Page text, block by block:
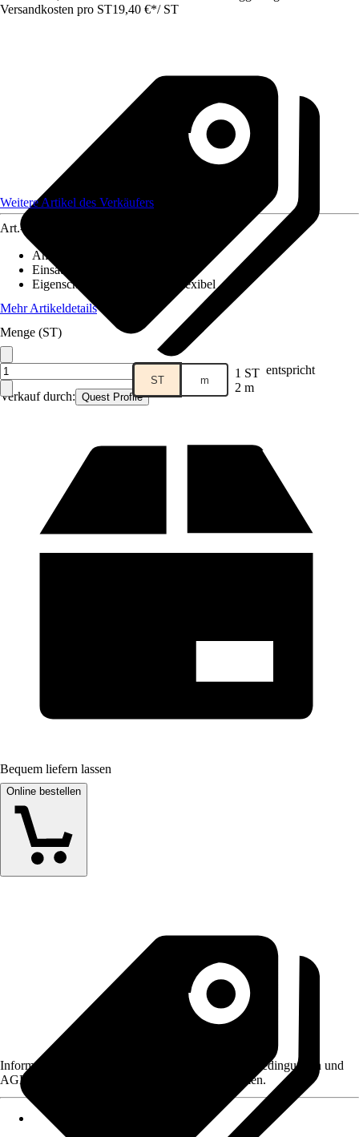
Versandkosten pro ST19,40 €*/ ST
Verkauf durch: Quest Profile
Weitere Artikel des Verkäufers
Art.-Nr.
Anzahl
Einsatzbereich
Eigenschaft
UV-beständig, Flexibel
Mehr Artikeldetails
Menge (ST)
ST m 1 ST entspricht
2 m
Bequem liefern lassen
Online bestellen
Informationen des Verkäufers, wie z. B. Rückgabebedingungen und
AGB, finden Sie bei Klick auf den Verkäufernamen.